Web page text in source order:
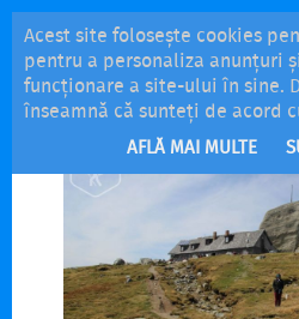
Acest site folosește cookies
pentru a personaliza anunțuri
funcționare a site-ului în sine.
înseamnă că sunteți de acord
AFLĂ MAI MULTE